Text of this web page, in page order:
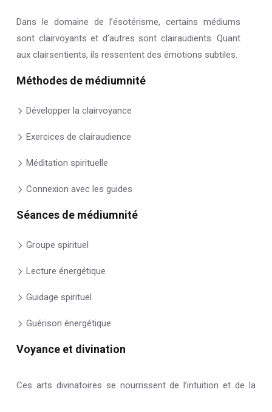
Dans le domaine de l’ésotérisme, certains médiums
sont clairvoyants et d’autres sont clairaudients. Quant
aux clairsentients, ils ressentent des émotions subtiles.
Méthodes de médiumnité
Développer la clairvoyance
Exercices de clairaudience
Méditation spirituelle
Connexion avec les guides
Séances de médiumnité
Groupe spirituel
Lecture énergétique
Guidage spirituel
Guérison énergétique
Voyance et divination
Ces arts divinatoires se nourrissent de l’intuition et de la